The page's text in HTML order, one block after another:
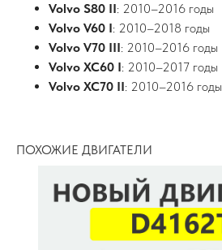
Volvo S80 II: 2010–2016 годы
Volvo V60 I: 2010–2018 годы
Volvo V70 III: 2010–2016 годы
Volvo XC60 I: 2010–2017 годы
Volvo XC70 II: 2010–2016 годы
ПОХОЖИЕ ДВИГАТЕЛИ